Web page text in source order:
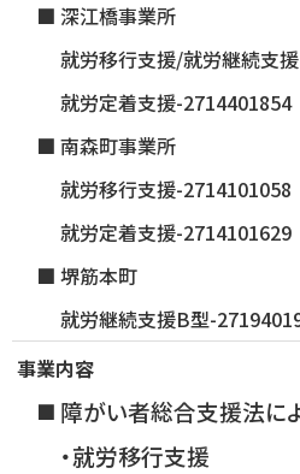
深江橋事業所
就労移行支援/就労継続支
就労定着支援-2714401854
南森町事業所
就労移行支援-2714101058
就労定着支援-2714101629
堺筋本町
就労継続支援B型-
事業内容
障がい者総合支援法に
・就労移行支援